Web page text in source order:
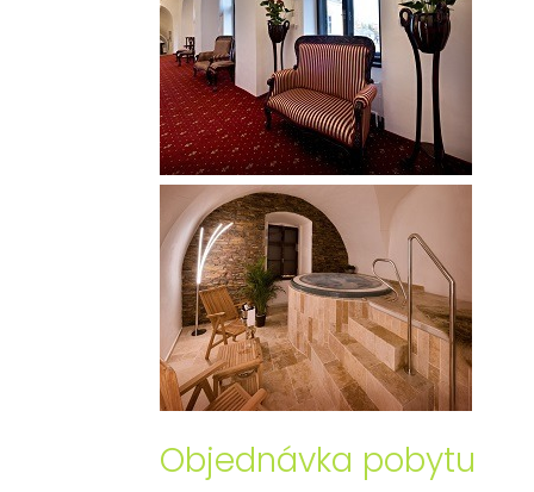
Objednávka pobytu